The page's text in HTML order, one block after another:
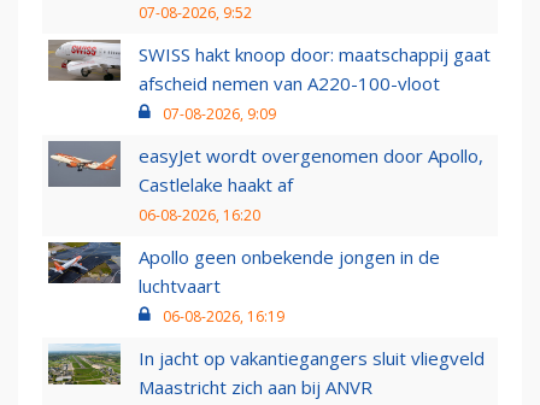
07-08-2026, 9:52
SWISS hakt knoop door: maatschappij gaat
afscheid nemen van A220-100-vloot
07-08-2026, 9:09
easyJet wordt overgenomen door Apollo,
Castlelake haakt af
06-08-2026, 16:20
Apollo geen onbekende jongen in de
luchtvaart
06-08-2026, 16:19
In jacht op vakantiegangers sluit vliegveld
Maastricht zich aan bij ANVR